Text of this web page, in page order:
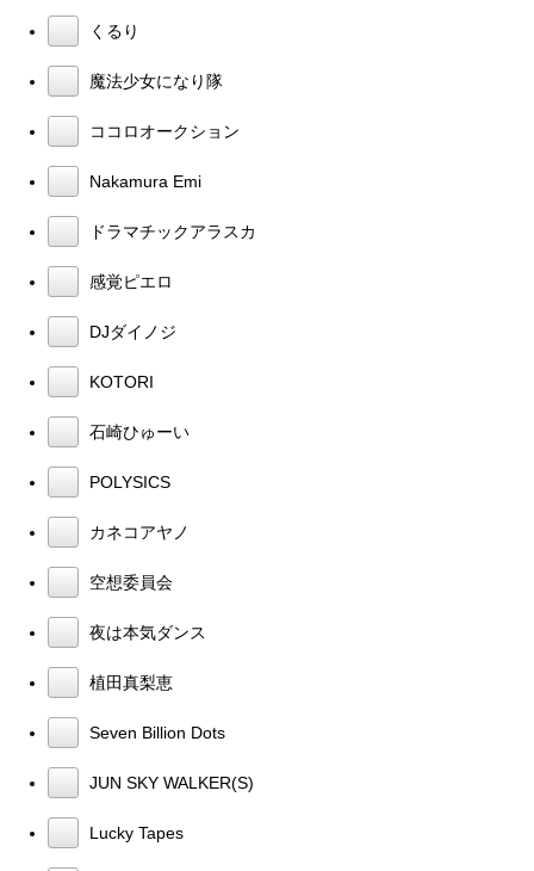
くるり
魔法少女になり隊
ココロオークション
Nakamura Emi
ドラマチックアラスカ
感覚ピエロ
DJダイノジ
KOTORI
石崎ひゅーい
POLYSICS
カネコアヤノ
空想委員会
夜は本気ダンス
植田真梨恵
Seven Billion Dots
JUN SKY WALKER(S)
Lucky Tapes